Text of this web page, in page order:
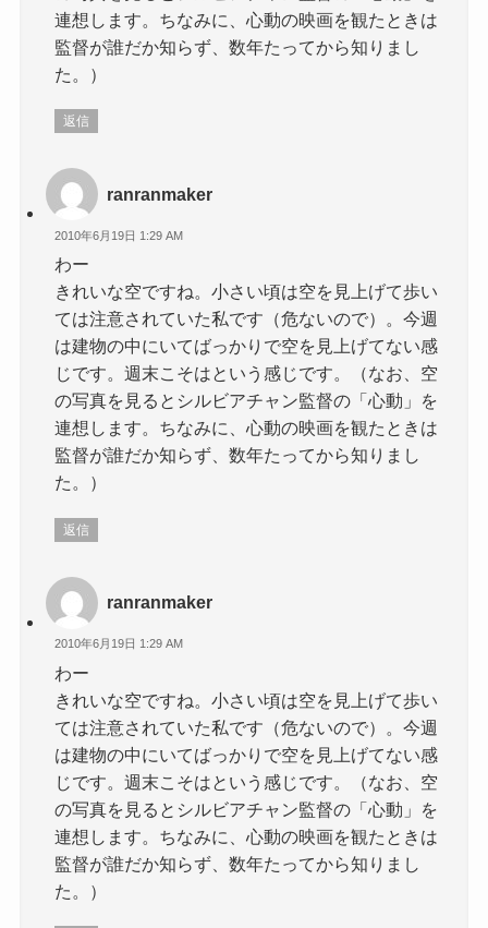
連想します。ちなみに、心動の映画を観たときは
監督が誰だか知らず、数年たってから知りまし
た。）
返信
ranranmaker
2010年6月19日 1:29 AM
わー
きれいな空ですね。小さい頃は空を見上げて歩い
ては注意されていた私です（危ないので）。今週
は建物の中にいてばっかりで空を見上げてない感
じです。週末こそはという感じです。（なお、空
の写真を見るとシルビアチャン監督の「心動」を
連想します。ちなみに、心動の映画を観たときは
監督が誰だか知らず、数年たってから知りまし
た。）
返信
ranranmaker
2010年6月19日 1:29 AM
わー
きれいな空ですね。小さい頃は空を見上げて歩い
ては注意されていた私です（危ないので）。今週
は建物の中にいてばっかりで空を見上げてない感
じです。週末こそはという感じです。（なお、空
の写真を見るとシルビアチャン監督の「心動」を
連想します。ちなみに、心動の映画を観たときは
監督が誰だか知らず、数年たってから知りまし
た。）